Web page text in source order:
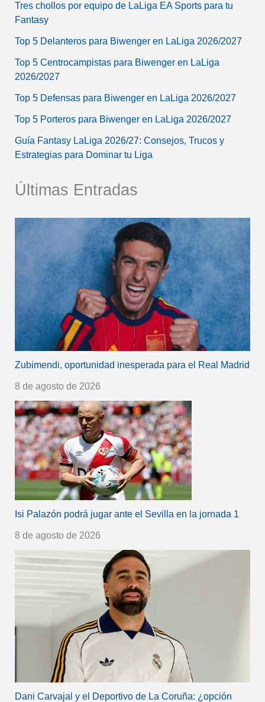
Tres chollos por equipo de LaLiga EA Sports para tu
Fantasy
Top 5 Delanteros para Biwenger en LaLiga 2026/2027
Top 5 Centrocampistas para Biwenger en LaLiga
2026/2027
Top 5 Defensas para Biwenger en LaLiga 2026/2027
Top 5 Porteros para Biwenger en LaLiga 2026/2027
Guía Fantasy LaLiga 2026/27: Consejos, Trucos y
Estrategias para Dominar tu Liga
Últimas Entradas
Zubimendi, oportunidad inesperada para el Real Madrid
8 de agosto de 2026
Isi Palazón podrá jugar ante el Sevilla en la jornada 1
8 de agosto de 2026
Dani Carvajal y el Deportivo de La Coruña: ¿opción